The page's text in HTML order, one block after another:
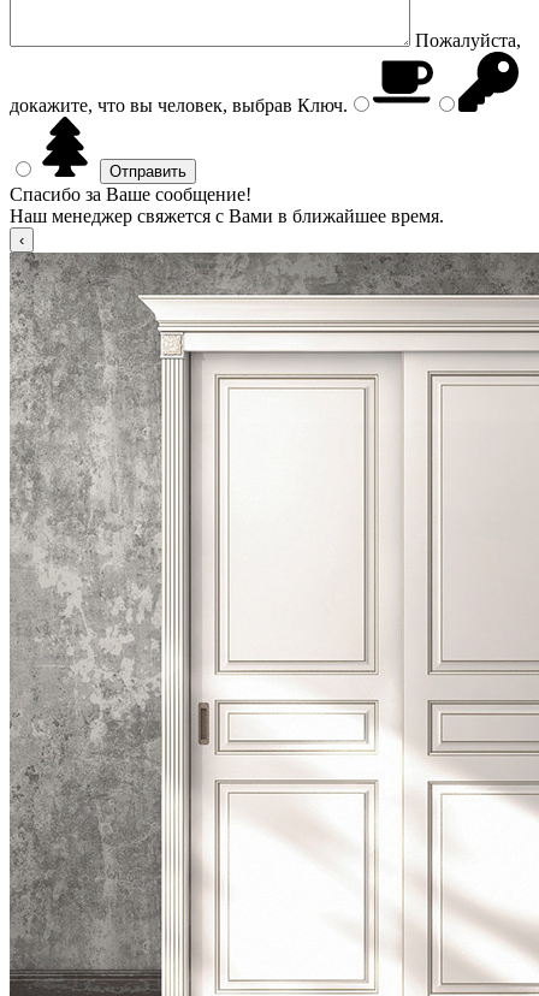
Пожалуйста,
докажите, что вы человек, выбрав Ключ.
Спасибо за Ваше сообщение!
Наш менеджер свяжется с Вами в ближайшее время.